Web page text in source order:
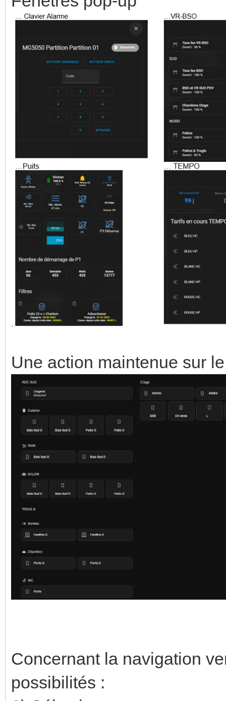
Une action maintenue sur
Concernant la navigation
possibilités :